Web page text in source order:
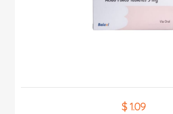
$ 1.09